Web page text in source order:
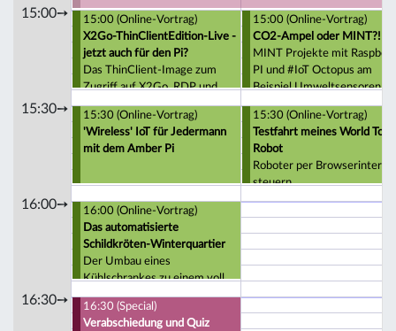
15:00➙
15:30➙
16:00➙
16:30➙
15:00 (Online-Vortrag)
X2Go-ThinClientEdition-Live -
jetzt auch für den Pi?
Das ThinClient-Image zum
Zugriff auf X2Go, RDP und
XDMCP - nun auch auf dem
Pi?
15:00 (Online-Vortrag)
CO2-Ampel oder MINT?!
MINT Projekte mit
PI und #IoT Octopus am
Beispiel Umweltsensoren
15:30 (Online-Vortrag)
'Wireless' IoT für Jedermann
mit dem Amber Pi
15:30 (Online-Vortrag)
Testfahrt meines World Tour
Robot
Roboter per
steuern
16:00 (Online-Vortrag)
Das automatisierte
Schildkröten-Winterquartier
Der Umbau eines
Kühlschrankes zu einem voll
automatisierten Schildkröten-
Winterquartier
16:30 (Special)
Verabschiedung und Quiz